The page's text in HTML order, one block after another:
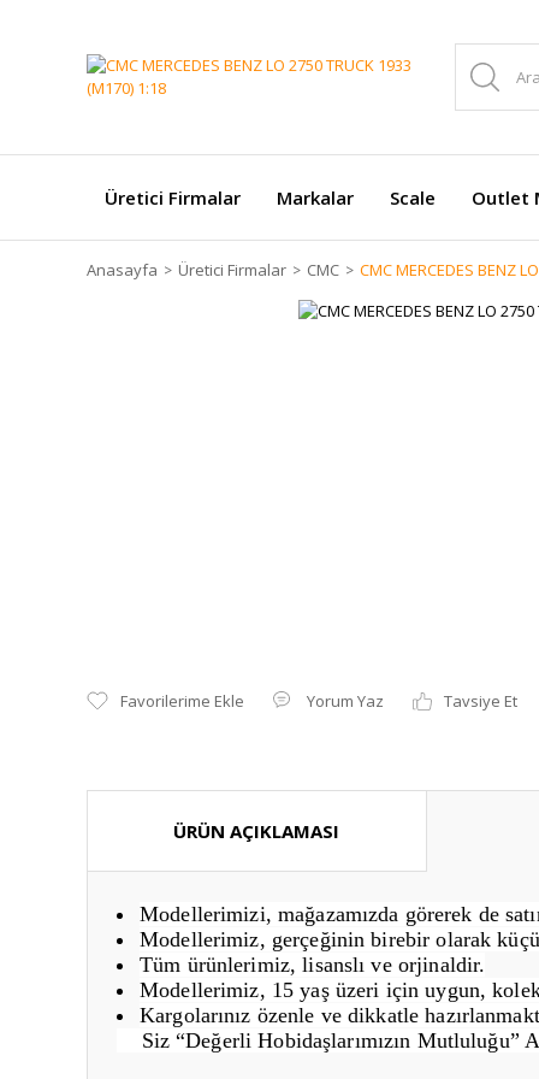
Üretici Firmalar Markalar Scale Outlet
Anasayfa Üretici Firmalar CMC CMC MERCEDES BENZ
Yorum Yaz Tavsiye Et
ÜRÜN AÇIKLAMASI
Modellerimizi, mağazamızda görerek de
Modellerimiz, gerçeğinin birebir olarak
Tüm ürünlerimiz, lisanslı ve orjinaldir.
Modellerimiz, 15 yaş üzeri için uygun,
Kargolarınız özenle ve dikkatle
Siz “Değerli Hobidaşlarımızın Mutluluğu”